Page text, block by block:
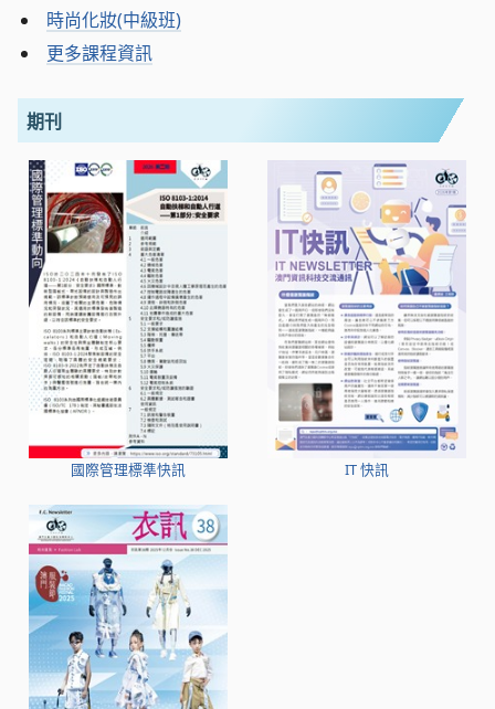
時尚化妝(中級班)
更多課程資訊
期刊
國際管理標準快訊 IT 快訊